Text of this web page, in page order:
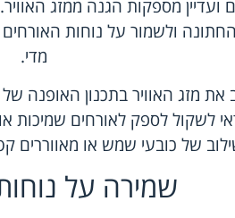
מספקות הגנה ממזג
ולשמור על נוחות
מדי.
מזג האוויר בתכנון האופנה
לשקול לספק לאורחים שמיכות
של כובעי שמש או מאווררים
שמירה על